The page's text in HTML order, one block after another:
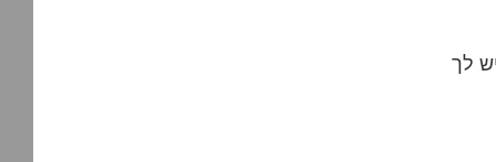
לך